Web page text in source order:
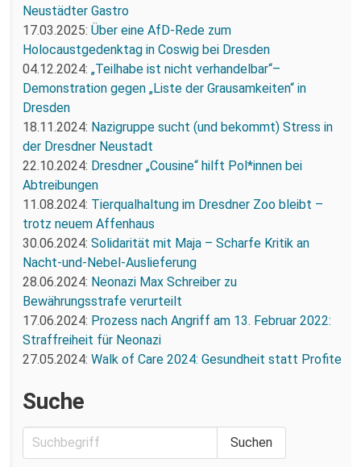
Neustädter Gastro
17.03.2025: Über eine AfD-Rede zum
Holocaustgedenktag in Coswig bei Dresden
04.12.2024: „Teilhabe ist nicht verhandelbar“–
Demonstration gegen „Liste der Grausamkeiten“ in
Dresden
18.11.2024: Nazigruppe sucht (und bekommt) Stress in
der Dresdner Neustadt
22.10.2024: Dresdner „Cousine“ hilft Pol*innen bei
Abtreibungen
11.08.2024: Tierqualhaltung im Dresdner Zoo bleibt –
trotz neuem Affenhaus
30.06.2024: Solidarität mit Maja – Scharfe Kritik an
Nacht-und-Nebel-Auslieferung
28.06.2024: Neonazi Max Schreiber zu
Bewährungsstrafe verurteilt
17.06.2024: Prozess nach Angriff am 13. Februar 2022:
Straffreiheit für Neonazi
27.05.2024: Walk of Care 2024: Gesundheit statt Profite
Suche